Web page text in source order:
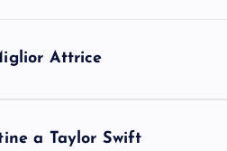
Attrice
a Taylor Swift